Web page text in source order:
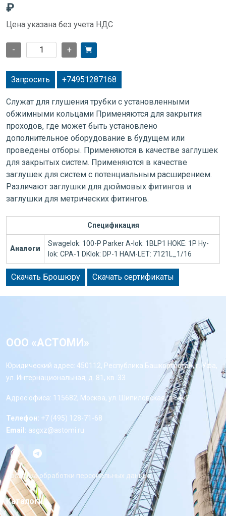
₽
Цена указана без учета НДС
- +
Запросить +74951287168
Служат для глушения трубки с установленными
обжимными кольцами Применяются для закрытия
проходов, где может быть установлено
дополнительное оборудование в будущем или
проведены отборы. Применяются в качестве заглушек
для закрытых систем. Применяются в качестве
заглушек для систем с потенциальным расширением.
Различают заглушки для дюймовых фитингов и
заглушки для метрических фитингов.
Спецификация
Аналоги
Swagelok: 100-P Parker A-lok: 1BLP1 HOKE: 1P Hy-
lok: CPA-1 DKlok: DP-1 HAM-LET: 7121L_1/16
Скачать Брошюру Скачать сертификаты
ООО «АСТОМИ»
Юридический адрес: 450112, Республика Башкортостан, г. Уфа,
ул. Интернациональная, д. 81, кв. 33
Адрес офиса: 115682, Москва, ул. Шипиловская, д 64к2
Телефон: +7 (495) 128-71-68
Email: asgxz@astomi.ru
Политика обработки персональных данных
Каталоги